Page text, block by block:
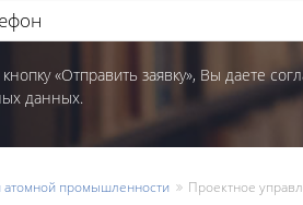
«Отправить заявку», Вы даете
данных.
промышленности Проектное